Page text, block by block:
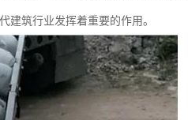
建筑行业发挥着重要的作用。